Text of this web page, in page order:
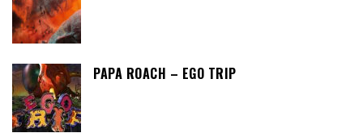
PAPA ROACH – EGO TRIP